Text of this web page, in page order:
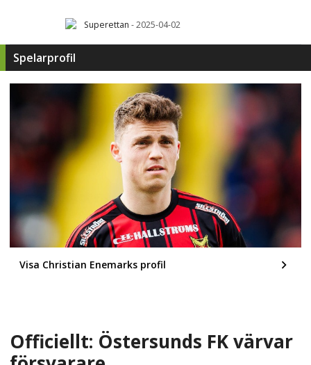
Superettan -2025-04-02
Spelarprofil
Visa Christian Enemarks profil
Officiellt: Östersunds FK värvar